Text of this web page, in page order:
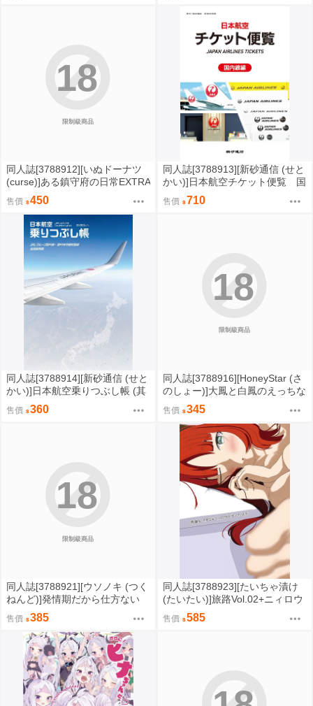
限制級商品
18
同人誌[3788912][いぬドーナツ
(curse)]ある鎮守府の日常EXTRA
(艦隊收藏)
售價 450
同人誌[3788913][新砂通信 (せと
かい)]日本航空チケット便覧 国
内線編 (其他)
售價 710
同人誌[3788914][新砂通信 (せと
かい)]日本航空乗りつぶし帳 (其
售價 360
限制級商品
18
同人誌[3788916][HoneyStar (さ
のしょー)]大鳳と白鳳のえっちな
ご奉仕 牛柄ビキニでお誘い編
(碧藍航線)
售價 345
限制級商品
18
同人誌[3788921][ウソノキ (つく
ねんど)]発情期だから仕方ない
(獸人)
售價 385
同人誌[3788923][たいちゃ漬け
(たいたい)]旅路Vol.02+ニィロウ
とデートプチ (原神)
售價 585